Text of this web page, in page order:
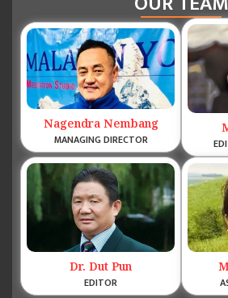
Nagendra Nembang
MANAGING DIRECTOR
Dr. Dut Pun
EDITOR